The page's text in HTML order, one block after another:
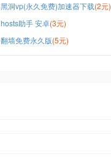
黑洞vp(永久免费)加速器下载(2元)
hosts助手 安卓(3元)
翻墙免费永久版(5元)